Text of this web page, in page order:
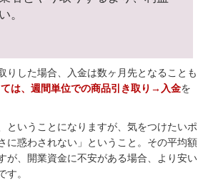
。
りした場合、入金は数ヶ月先となることも
は、週間単位での商品引き取り→入金を
ということになりますが、気をつけたいポ
に惑わされない」ということ。その平均額
が、開業資金に不安がある場合、より安い
す。